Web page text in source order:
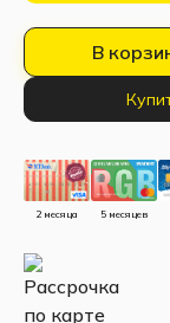
В
2 месяца 5 месяцев